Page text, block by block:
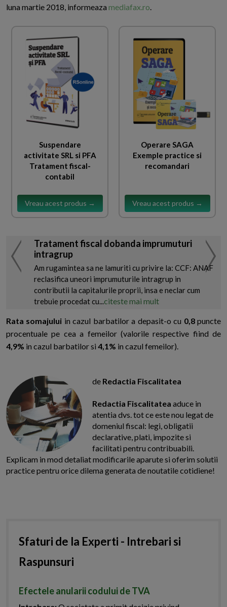
luna martie 2018, informeaza mediafax.ro.
Suspendare
activitate SRL si PFA
Tratament fiscal-
contabil
Vreau acest produs →
Operare SAGA
Exemple practice si
recomandari
Vreau acest produs →
Tratament fiscal dobanda imprumuturi
intragrup
Am rugamintea sa ne lamuriti cu privire la: CCF: ANAF
reclasifica uneori imprumuturile intragrup in
contributii la capitalurile proprii, insa e neclar cum
trebuie procedat cu...citeste mai mult
Rata somajului in cazul barbatilor a depasit-o cu 0,8puncte
procentuale pe cea a femeilor (valorile respective fiind de
4,9% in cazul barbatilor si 4,1% in cazul femeilor).
de Redactia Fiscalitatea
Redactia Fiscalitatea aduce in
atentia dvs. tot ce este nou legat de
domeniul fiscal: legi, obligatii
declarative, plati, impozite si
facilitati pentru contribuabili.
Explicam in mod detaliat modificarile aparute si oferim solutii
practice pentru orice dilema generata de noutatile cotidiene!
Sfaturi de la Experti - Intrebari si
Raspunsuri
Efectele anularii codului de TVA